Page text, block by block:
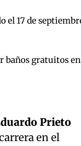
el 17 de
baños gratuitos en
Prieto
en el